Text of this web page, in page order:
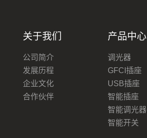
关于我们
公司简介
发展历程
企业文化
合作伙伴
产品中心
调光器
GFCI插座
USB插座
智能插座
智能调光器
智能开关